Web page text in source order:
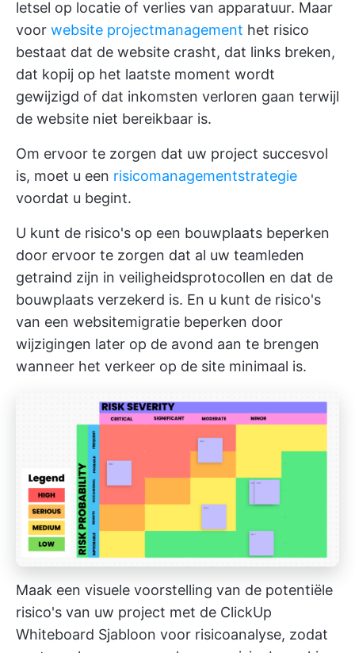
letsel op locatie of verlies van apparatuur. Maar
voor website projectmanagement het risico
bestaat dat de website crasht, dat links breken,
dat kopij op het laatste moment wordt
gewijzigd of dat inkomsten verloren gaan terwijl
de website niet bereikbaar is.
Om ervoor te zorgen dat uw project succesvol
is, moet u een risicomanagementstrategie
voordat u begint.
U kunt de risico's op een bouwplaats beperken
door ervoor te zorgen dat al uw teamleden
getraind zijn in veiligheidsprotocollen en dat de
bouwplaats verzekerd is. En u kunt de risico's
van een websitemigratie beperken door
wijzigingen later op de avond aan te brengen
wanneer het verkeer op de site minimaal is.
Maak een visuele voorstelling van de potentiële
risico's van uw project met de ClickUp
Whiteboard Sjabloon voor risicoanalyse, zodat